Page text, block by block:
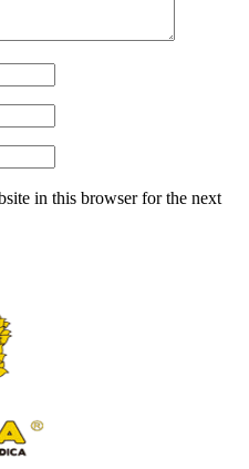
in this browser for the next